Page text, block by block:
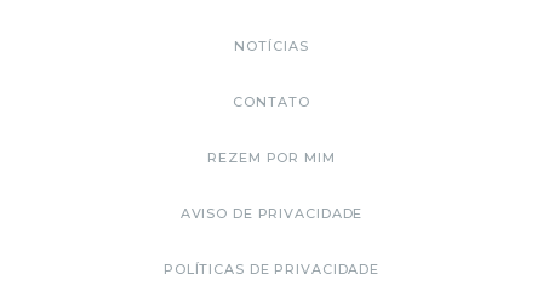
NOTÍCIAS
CONTATO
REZEM POR MIM
AVISO DE PRIVACIDADE
POLÍTICAS DE PRIVACIDADE